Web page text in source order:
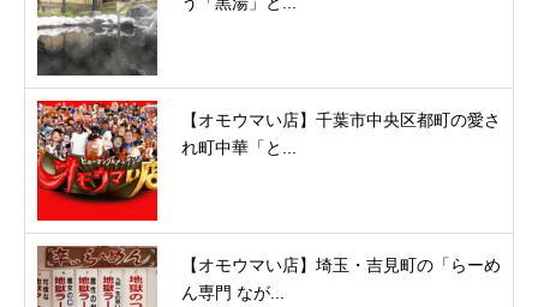
【オモウマい店】千葉市中央区都町の愛さ
れ町中華「と...
【オモウマい店】埼玉・吉見町の「らーめ
ん専門 なが...